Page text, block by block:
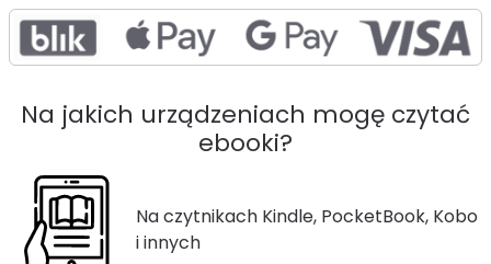
Na jakich urządzeniach mogę czytać
ebooki?
Na czytnikach Kindle, PocketBook, Kobo
i innych